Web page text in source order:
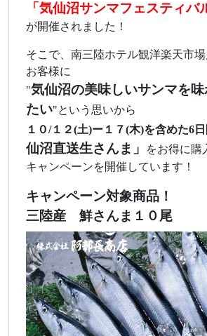
「気仙沼サンマフェスティバ
が開催されました！
そこで、南三陸ホテル観洋楽天市
お客様に
"気仙沼の美味しいサンマを
たい"という思いから
１０/１２(土)ー１７(木)を含めた6日
仙沼直送生さんま」
をお得に購
キャンペーンを開催しています！
キャンペーン対象商品！
三陸産 鮮さんま１０尾